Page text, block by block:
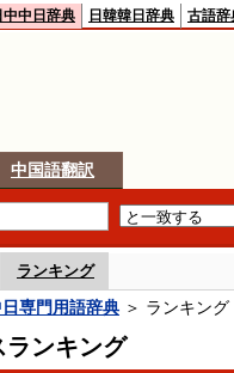
中中日辞典 日韓韓日辞典 古語辞
中国語翻訳
ランキング
日専門用語辞典 ＞ ランキング
ランキング